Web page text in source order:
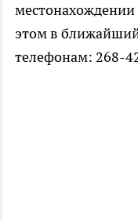
местонахождении
этом в
телефонам: 268-